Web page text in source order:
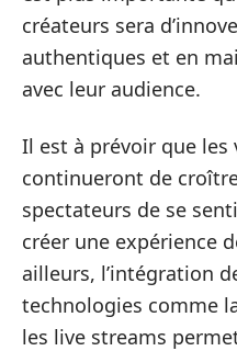
créateurs sera
authentiques et en
avec leur audience.
Il est à prévoir que les
continueront de
spectateurs de se
créer une expérience
ailleurs, l’intégration
technologies comme
les live streams